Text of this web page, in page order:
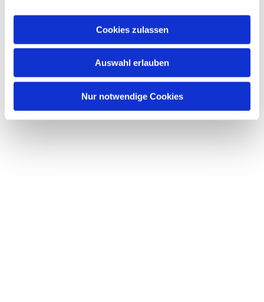
Cookies zulassen
Auswahl erlauben
Nur notwendige Cookies